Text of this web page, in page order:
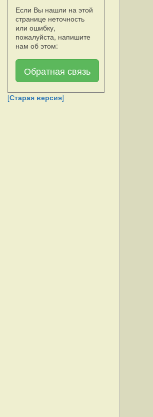
Если Вы нашли на этой
странице неточность
или ошибку,
пожалуйста, напишите
нам об этом:
Обратная связь
[Старая версия]